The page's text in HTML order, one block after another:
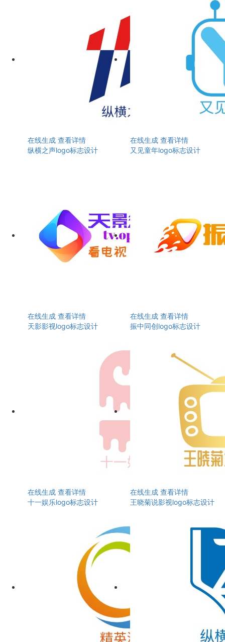
在线生成 查看详情
纵横之声logo标志设计
在线生成 查看详情
又见童年logo标志设计
在线生成 查看详情
天影影视logo标志设计
在线生成 查看详情
振中同创logo标志设计
在线生成 查看详情
十一娱乐logo标志设计
在线生成 查看详情
王晓菊说影视logo标志设计